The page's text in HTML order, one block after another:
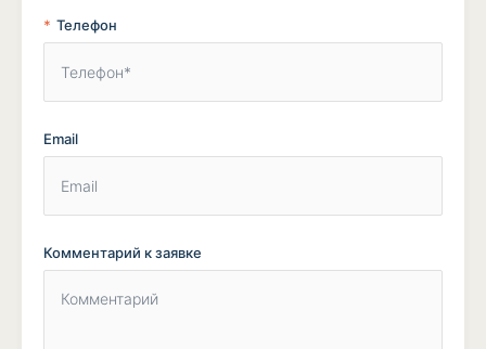
Телефон
Email
Комментарий к заявке